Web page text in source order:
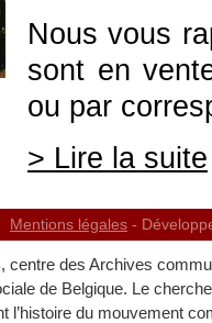
Nous vous
sont en
ou par
> Lire la suite
Mentions légales -
centre des Archives
de Belgique. Le
l’histoire du mouvement